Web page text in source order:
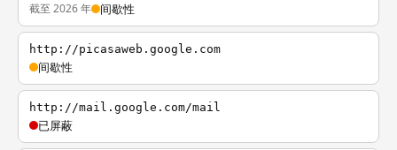
截至 2026 年 间歇性
http://picasaweb.google.com
间歇性
http://mail.google.com/mail
已屏蔽